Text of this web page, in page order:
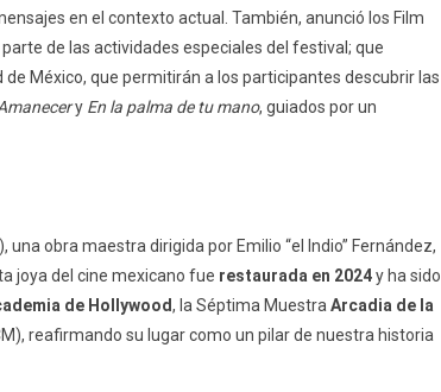
en el contexto actual. También, anunció los Film
de las actividades especiales del festival; que
México, que permitirán a los participantes descubrir las
y En la palma de tu mano, guiados por un
una obra maestra dirigida por Emilio “el Indio” Fernández,
joya del cine mexicano fue restaurada en 2024y ha sido
de Hollywood, la Séptima Muestra Arcadia de la
reafirmando su lugar como un pilar de nuestra historia